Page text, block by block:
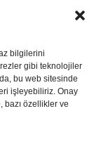
bilgilerini
gibi teknolojiler
bu web sitesinde
işleyebiliriz. Onay
bazı özellikler ve
ve Aston